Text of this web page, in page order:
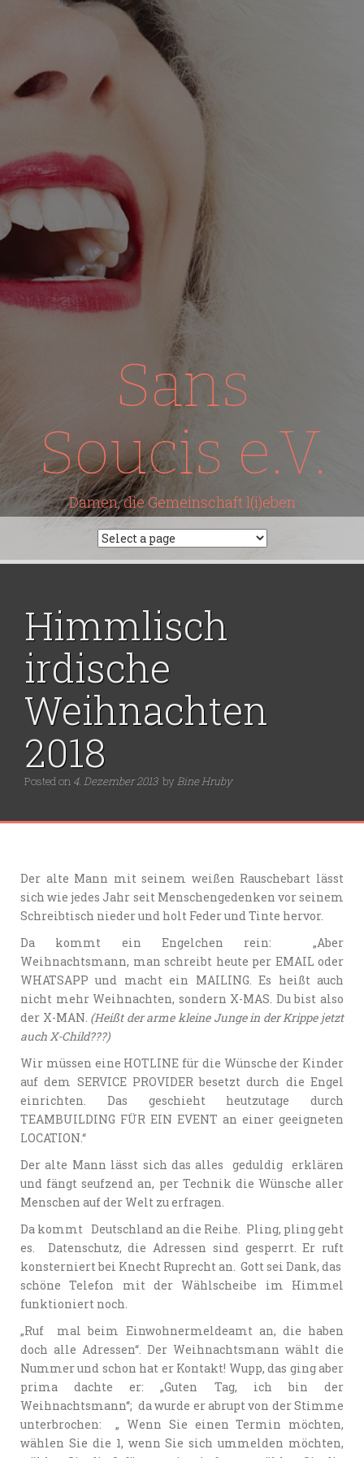
Sans
Soucis e.V.
Damen, die Gemeinschaft l(i)eben
Himmlisch
irdische
Weihnachten
2018
Posted on 4. Dezember 2013 by Bine Hruby
Der alte Mann mit seinem weißen Rauschebart lässt
sich wie jedes Jahr seit Menschengedenken vor seinem
Schreibtisch nieder und holt Feder und Tinte hervor.
Da kommt ein Engelchen rein: „Aber
Weihnachtsmann, man schreibt heute per EMAIL oder
WHATSAPP und macht ein MAILING. Es heißt auch
nicht mehr Weihnachten, sondern X-MAS. Du bist also
der X-MAN. (Heißt der arme kleine Junge in der Krippe jetzt
auch X-Child???)
Wir müssen eine HOTLINE für die Wünsche der Kinder
auf dem SERVICE PROVIDER besetzt durch die Engel
einrichten. Das geschieht heutzutage durch
TEAMBUILDING FÜR EIN EVENT an einer geeigneten
LOCATION.“
Der alte Mann lässt sich das alles geduldig erklären
und fängt seufzend an, per Technik die Wünsche aller
Menschen auf der Welt zu erfragen.
Da kommt Deutschland an die Reihe. Pling, pling geht
es. Datenschutz, die Adressen sind gesperrt. Er ruft
konsterniert bei Knecht Ruprecht an. Gott sei Dank, das
schöne Telefon mit der Wählscheibe im Himmel
funktioniert noch.
„Ruf mal beim Einwohnermeldeamt an, die haben
doch alle Adressen“. Der Weihnachtsmann wählt die
Nummer und schon hat er Kontakt! Wupp, das ging aber
prima dachte er: „Guten Tag, ich bin der
Weihnachtsmann“; da wurde er abrupt von der Stimme
unterbrochen: „ Wenn Sie einen Termin möchten,
wählen Sie die 1, wenn Sie sich ummelden möchten,